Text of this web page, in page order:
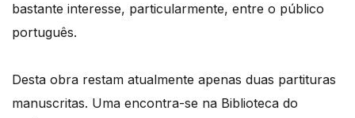
bastante interesse, particularmente, entre o público
português.
Desta obra restam atualmente apenas duas partituras
manuscritas. Uma encontra-se na Biblioteca do